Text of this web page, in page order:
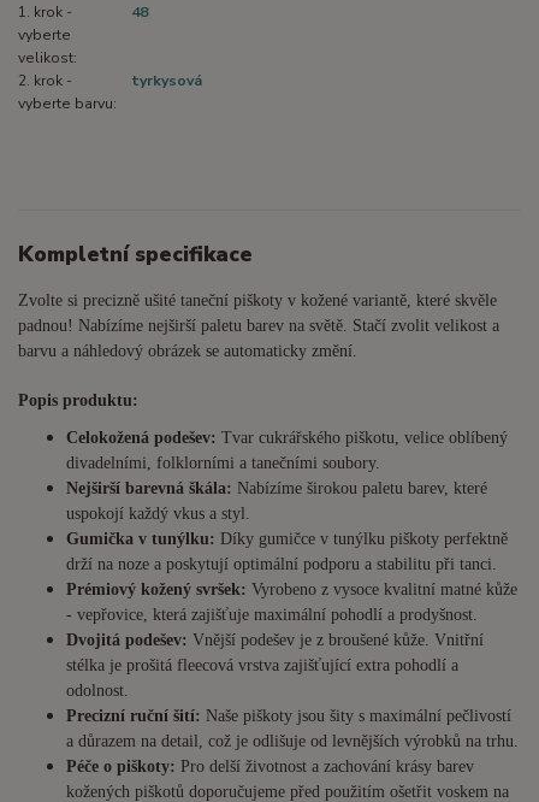
1. krok -
vyberte
velikost:
48
2. krok -
vyberte barvu:
tyrkysová
Kompletní specifikace
Zvolte si precizně ušité taneční piškoty v kožené variantě, které skvěle
padnou! Nabízíme nejširší paletu barev na světě. Stačí zvolit velikost a
barvu a náhledový obrázek se automaticky změní.
Popis produktu:
Celokožená podešev: Tvar cukrářského piškotu, velice oblíbený
divadelními, folklorními a tanečními soubory.
Nejširší barevná škála: Nabízíme širokou paletu barev, které
uspokojí každý vkus a styl.
Gumička v tunýlku: Díky gumičce v tunýlku piškoty perfektně
drží na noze a poskytují optimální podporu a stabilitu při tanci.
Prémiový kožený svršek: Vyrobeno z vysoce kvalitní matné kůže
- vepřovice, která zajišťuje maximální pohodlí a prodyšnost.
Dvojitá podešev: Vnější podešev je z broušené kůže. Vnitřní
stélka je prošitá fleecová vrstva zajišťující extra pohodlí a
odolnost.
Precizní ruční šití: Naše piškoty jsou šity s maximální pečlivostí
a důrazem na detail, což je odlišuje od levnějších výrobků na trhu.
Péče o piškoty: Pro delší životnost a zachování krásy barev
kožených piškotů doporučujeme před použitím ošetřit voskem na